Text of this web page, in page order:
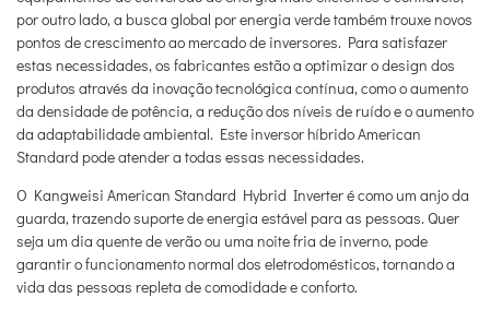
por outro lado, a busca global por energia verde também trouxe novos
pontos de crescimento ao mercado de inversores. Para satisfazer
estas necessidades, os fabricantes estão a optimizar o design dos
produtos através da inovação tecnológica contínua, como o aumento
da densidade de potência, a redução dos níveis de ruído e o aumento
da adaptabilidade ambiental. Este inversor híbrido American
Standard pode atender a todas essas necessidades.
O Kangweisi American Standard Hybrid Inverter é como um anjo da
guarda, trazendo suporte de energia estável para as pessoas. Quer
seja um dia quente de verão ou uma noite fria de inverno, pode
garantir o funcionamento normal dos eletrodomésticos, tornando a
vida das pessoas repleta de comodidade e conforto.